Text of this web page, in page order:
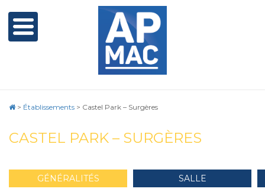
> Établissements > Castel Park – Surgères
CASTEL PARK – SURGÈRES
GÉNÉRALITÉS SALLE